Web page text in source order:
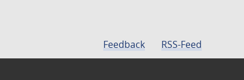
Feedback RSS-Feed